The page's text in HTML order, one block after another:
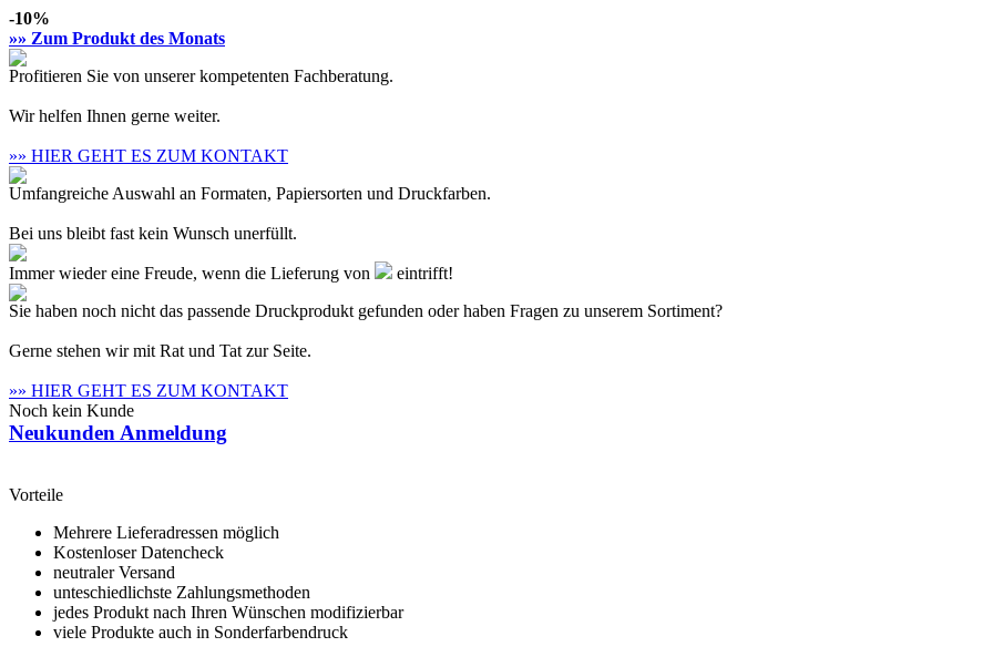
-10%
»» Zum Produkt des Monats
Profitieren Sie von unserer kompetenten Fachberatung.
Wir helfen Ihnen gerne weiter.
»» HIER GEHT ES ZUM KONTAKT
Umfangreiche Auswahl an Formaten, Papiersorten und Druckfarben.
Bei uns bleibt fast kein Wunsch unerfüllt.
Immer wieder eine Freude, wenn die Lieferung von
eintrifft!
Sie haben noch nicht das passende Druckprodukt gefunden oder haben Fragen zu unserem Sortiment?
Gerne stehen wir mit Rat und Tat zur Seite.
»» HIER GEHT ES ZUM KONTAKT
Noch kein Kunde
Neukunden Anmeldung
Vorteile
Mehrere Lieferadressen möglich
Kostenloser Datencheck
neutraler Versand
unteschiedlichste Zahlungsmethoden
jedes Produkt nach Ihren Wünschen modifizierbar
viele Produkte auch in Sonderfarbendruck